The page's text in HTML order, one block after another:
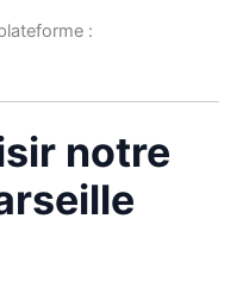
:
notre